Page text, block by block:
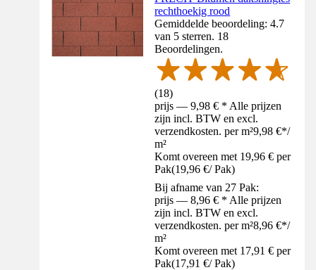
rechthoekig rood
Gemiddelde beoordeling: 4.7
van 5 sterren. 18
Beoordelingen.
(18)
prijs — 9,98 € * Alle prijzen
zijn incl. BTW en excl.
verzendkosten. per m²9,98 €*/
m²
Komt overeen met 19,96 € per
Pak(19,96 €/ Pak)
Bij afname van 27 Pak:
prijs — 8,96 € * Alle prijzen
zijn incl. BTW en excl.
verzendkosten. per m²8,96 €*/
m²
Komt overeen met 17,91 € per
Pak(17,91 €/ Pak)